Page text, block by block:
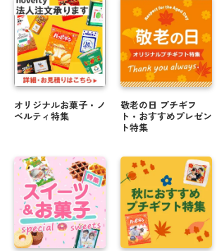
＼ 注文期日間近 ／ バレンタインに
品！！
オリジナルギフトでバレンタインを
年末年始に人気★オリジナルラベル
ギフト
☆.・゜
＼ 新米でお届け ／ 米デコギフト ☆彡
ハロウィンのお菓子もオリジナルパ
める♪
オリジナルお菓子・ノ
ベルティ特集
敬老の日 プチギフ
ト・おすすめプレゼン
ト特集